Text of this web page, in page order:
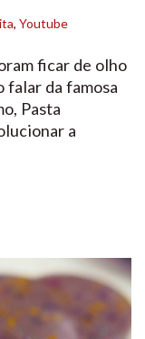
, Youtube
ficar de olho
falar da famosa
Pasta
a
maior
É […]